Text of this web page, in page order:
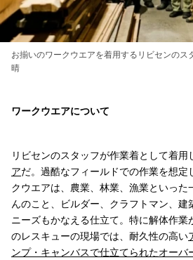
お揃いのワークウエアを着用するリビセンのス
晴
ワークウエアについて
リビセンのスタッフが作業着として着用
アだ。過酷なフィールドでの作業を想定
クウエアは、農業、林業、漁業といった
んのこと、ビルダー、クラフトマン、
ニーズもかなえる仕立て。特に解体作業
のレスキューの現場では、耐久性の高い
ンプ・キャンバスで仕立てられたオーバ